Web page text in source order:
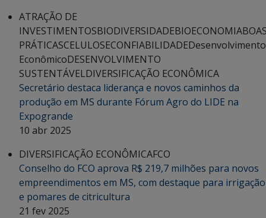
ATRAÇÃO DE
INVESTIMENTOSBIODIVERSIDADEBIOECONOMIA
PRÁTICASCELULOSECONFIABILIDADEDesenvolvimento
EconômicoDESENVOLVIMENTO
SUSTENTÁVELDIVERSIFICAÇÃO ECONÔMICA
Secretário destaca liderança e novos caminhos da
produção em MS durante Fórum Agro do LIDE na
Expogrande
10 abr 2025
DIVERSIFICAÇÃO ECONÔMICAFCO
Conselho do FCO aprova R$ 219,7 milhões para novos
empreendimentos em MS, com destaque para irrigação
e pomares de citricultura
21 fev 2025